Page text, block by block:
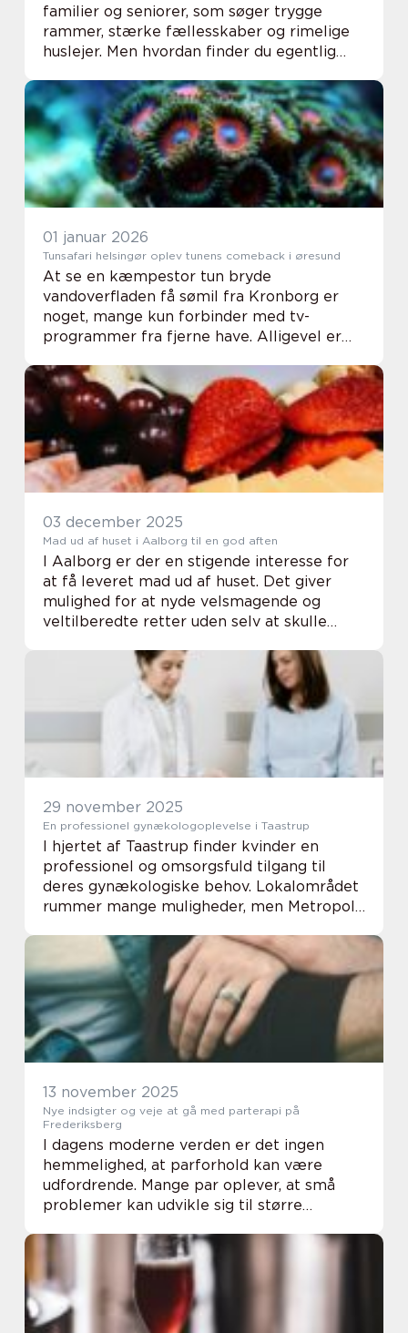
familier og seniorer, som søger trygge
rammer, stærke fællesskaber og rimelige
huslejer. Men hvordan finder du egentlig
afstanden mellem by og natur ofte kun er
få minutt...
01 januar 2026
Tunsafari helsingør oplev tunens comeback i øresund
At se en kæmpestor tun bryde
vandoverfladen få sømil fra Kronborg er
noget, mange kun forbinder med tv-
programmer fra fjerne have. Alligevel er
oplever hver sensommer. Tunsafari
Helsingør er blevet en unik måde...
03 december 2025
Mad ud af huset i Aalborg til en god aften
I Aalborg er der en stigende interesse for
at få leveret mad ud af huset. Det giver
mulighed for at nyde velsmagende og
veltilberedte retter uden selv at skulle
service er ideel til både sm&ari...
29 november 2025
En professionel gynækologoplevelse i Taastrup
I hjertet af Taastrup finder kvinder en
professionel og omsorgsfuld tilgang til
deres gynækologiske behov. Lokalområdet
rummer mange muligheder, men Metropol
patientcentrerede service og ekspertise.
Den...
13 november 2025
Nye indsigter og veje at gå med parterapi på
Frederiksberg
I dagens moderne verden er det ingen
hemmelighed, at parforhold kan være
udfordrende. Mange par oplever, at små
problemer kan udvikle sig til større
Dette er, hvor parterapi Frederiksberg...